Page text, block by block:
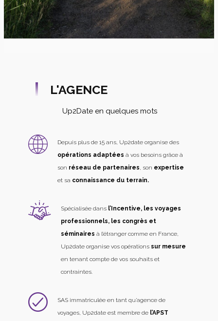
L'AGENCE
Up2Date en quelques mots
Depuis plus de 15 ans, Up2date organise des
opérations adaptées à vos besoins grâce à
son réseau de partenaires, son expertise
et sa connaissance du terrain.
Spécialisée dans l’Incentive, les voyages
professionnels, les congrès et
séminaires à l’étranger comme en France,
Up2date organise vos opérations sur mesure
en tenant compte de vos souhaits et
contraintes.
SAS immatriculée en tant qu’agence de
voyages, Up2date est membre de l’APST